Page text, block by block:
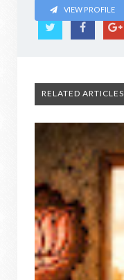
VIEW PROFILE
RELATED ARTICLES